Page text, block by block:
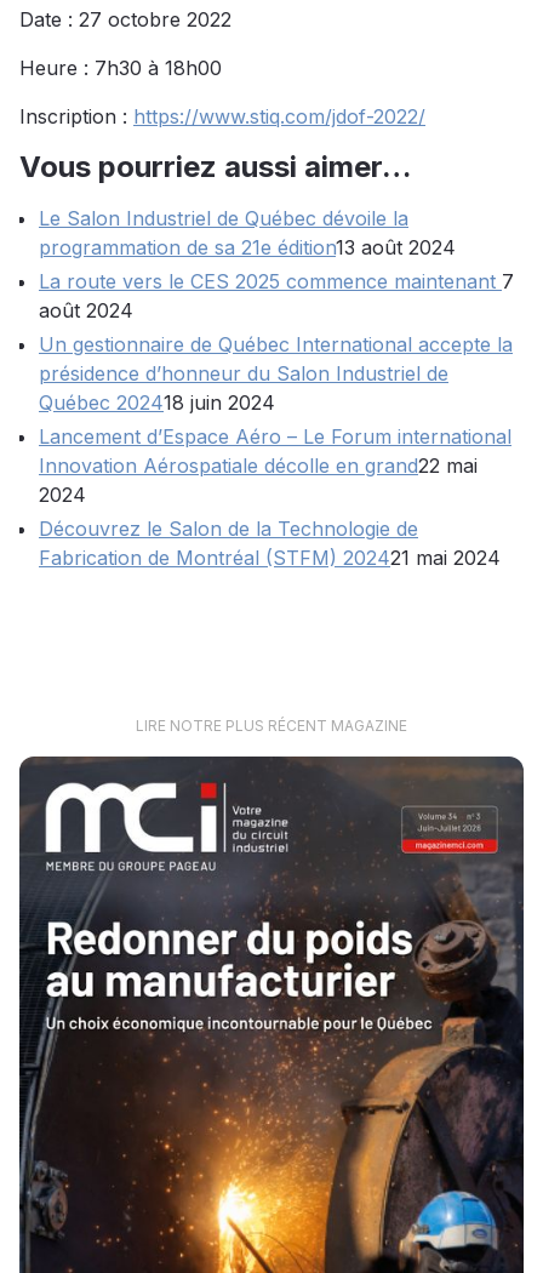
Date : 27 octobre 2022
Heure : 7h30 à 18h00
Inscription : https://www.stiq.com/jdof-2022/
Vous pourriez aussi aimer…
Le Salon Industriel de Québec dévoile la
programmation de sa 21e édition13 août 2024
La route vers le CES 2025 commence maintenant 7
août 2024
Un gestionnaire de Québec International accepte la
présidence d’honneur du Salon Industriel de
Québec 202418 juin 2024
Lancement d’Espace Aéro – Le Forum international
Innovation Aérospatiale décolle en grand22 mai
2024
Découvrez le Salon de la Technologie de
Fabrication de Montréal (STFM) 202421 mai 2024
LIRE NOTRE PLUS RÉCENT MAGAZINE